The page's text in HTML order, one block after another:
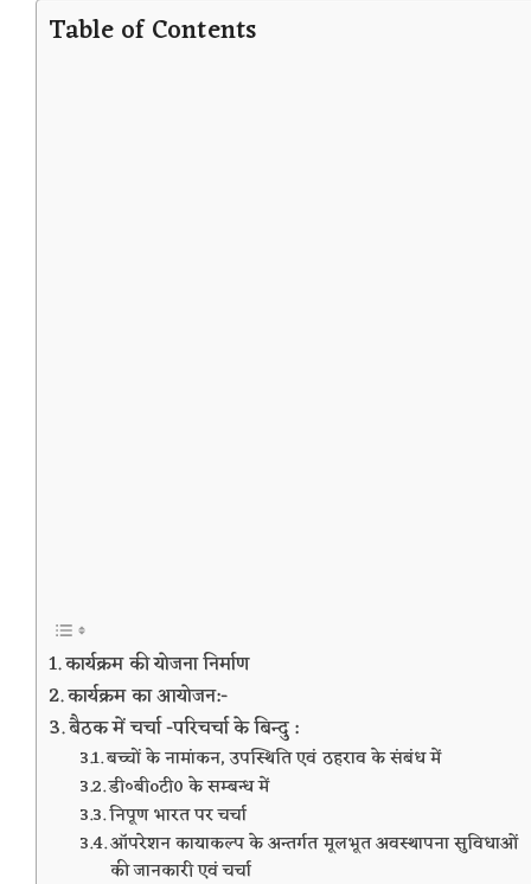
Table of Contents
कार्यक्रम की योजना निर्माण
कार्यक्रम का आयोजन:-
बैठक में चर्चा -परिचर्चा के बिन्दु :
बच्चों के नामांकन, उपस्थिति एवं ठहराव के संबंध में
डी०बीoटी0 के सम्बन्ध में
निपूण भारत पर चर्चा
ऑपरेशन कायाकल्प के अन्तर्गत मूलभूत अवस्थापना सुविधाओं
की जानकारी एवं चर्चा